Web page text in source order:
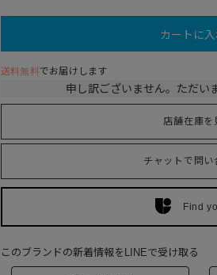
カートに入
送料無料 でお届けします
申し訳ございません。ただい
店舗在庫を
チャットで問い
Find
このブランドの新着情報をLINEで受け取る